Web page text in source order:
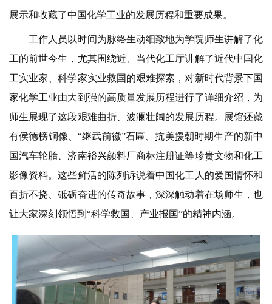
展示和收藏了中国化学工业的发展历程和重要成果。
工作人员以时间为脉络生动细致地为学院师生讲解了化
工的前世今生，尤其围绕近、当代化工厅讲解了近代中国化
工实业家、科学家实业救国的艰难探索，对新时代背景下国
家化学工业由大到强的高质量发展历程进行了详细介绍，为
师生展现了这段艰难曲折、波澜壮阔的发展历程。展馆还藏
有侯德榜铜像、“继武前徽”石匾、抗美援朝时期生产的新中
国汽车轮胎、济南裕兴颜料厂商标注册证等珍贵文物和化工
影像资料。这些鲜活的陈列诉说着中国化工人的爱国情怀和
百折不挠、砥砺奋进的传奇故事，深深触动着在场师生，也
让大家深刻领悟到“科学救国、产业报国”的精神内涵。